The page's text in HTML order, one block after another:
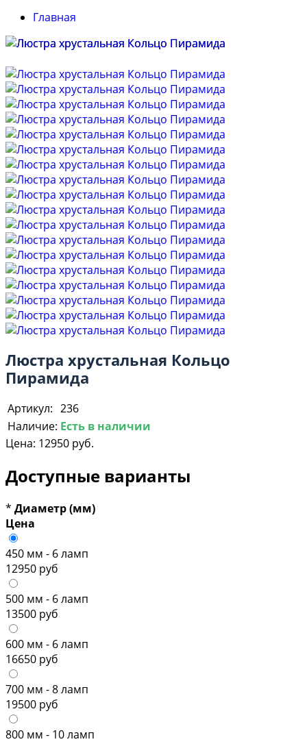
Главная
Люстра хрустальная Кольцо
Пирамида
Артикул: 236
Наличие: Есть в наличии
Цена: 12950 руб.
Доступные варианты
* Диаметр (мм)
Цена
450 мм - 6 ламп
12950 руб
500 мм - 6 ламп
13500 руб
600 мм - 6 ламп
16650 руб
700 мм - 8 ламп
19500 руб
800 мм - 10 ламп